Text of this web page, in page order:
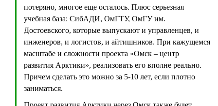
потеряно, многое еще осталось. Плюс серьезная
учебная база: СибАДИ, ОмГТУ, ОмГУ им.
Достоевского, которые выпускают и управленцев, и
инженеров, и логистов, и айтишников. При кажущемся
масштабе и сложности проекта «Омск – центр
развития Арктики», реализовать его вполне реально.
Причем сделать это можно за 5-10 лет, если плотно
заниматься.